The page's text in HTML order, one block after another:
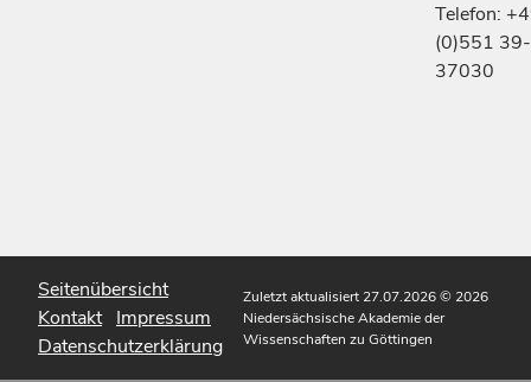
Telefon:
(0)551 39-
37030
Seitenübersicht
Kontakt Impressum
Datenschutzerklärung
Zuletzt aktualisiert 27.07.2026© 2026
Niedersächsische Akademie der
Wissenschaften zu Göttingen